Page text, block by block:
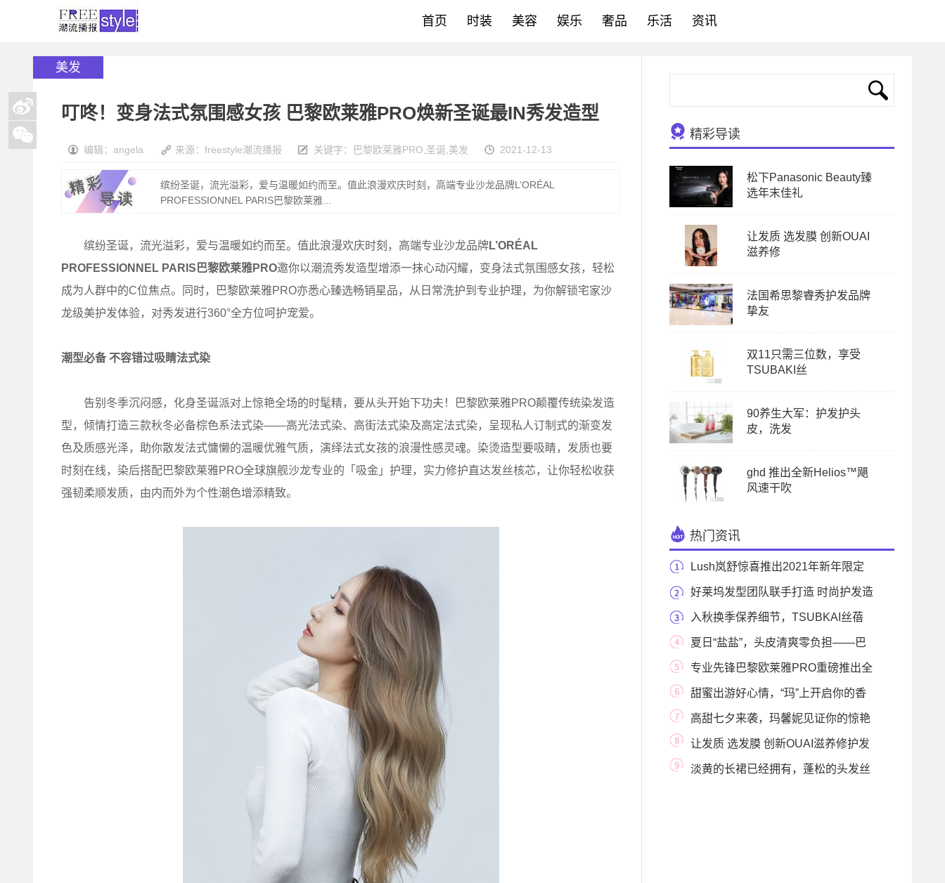
首页 时装 美容 娱乐 奢品 乐活 资讯
美发
叮咚！变身法式氛围感女孩 巴黎欧莱雅PRO焕新圣诞最IN秀发造型
编辑：angela 来源：freestyle潮流播报 关键字： 巴黎欧莱雅PRO 圣诞 美发 2021-12-13
缤纷圣诞，流光溢彩，爱与温暖如约而至。值此浪漫欢庆时刻，高端专业沙龙品牌L’ORÉAL
PROFESSIONNEL PARIS巴黎欧莱雅...
缤纷圣诞，流光溢彩，爱与温暖如约而至。值此浪漫欢庆时刻，高端专业沙龙品牌L’ORÉAL
PROFESSIONNEL PARIS巴黎欧莱雅PRO邀你以潮流秀发造型增添一抹心动闪耀，变身法式氛围感女孩，轻松
成为人群中的C位焦点。同时，巴黎欧莱雅PRO亦悉心臻选畅销星品，从日常洗护到专业护理，为你解锁宅家沙
龙级美护发体验，对秀发进行360°全方位呵护宠爱。
潮型必备 不容错过吸睛法式染
告别冬季沉闷感，化身圣诞派对上惊艳全场的时髦精，要从头开始下功夫！巴黎欧莱雅PRO颠覆传统染发造
型，倾情打造三款秋冬必备棕色系法式染——高光法式染、高街法式染及高定法式染，呈现私人订制式的渐变发
色及质感光泽，助你散发法式慵懒的温暖优雅气质，演绎法式女孩的浪漫性感灵魂。染烫造型要吸睛，发质也要
时刻在线，染后搭配巴黎欧莱雅PRO全球旗舰沙龙专业的「吸金」护理，实力修护直达发丝核芯，让你轻松收获
强韧柔顺发质，由内而外为个性潮色增添精致。
精彩导读
松下Panasonic Beauty臻
选年末佳礼
让发质 选发膜 创新OUAI
滋养修
法国希思黎睿秀护发品牌
挚友
双11只需三位数，享受
TSUBAKI丝
90养生大军：护发护头
皮，洗发
ghd 推出全新Helios™飓
风速干吹
热门资讯
Lush岚舒惊喜推出2021年新年限定
一“泡”而红
好莱坞发型团队联手打造 时尚护发造
型品牌R+C
入秋换季保养细节，TSUBKAI丝蓓
绮从头皮到发丝的
夏日“盐盐”，头皮清爽零负担——巴
黎卡诗海专业先锋巴黎欧莱雅PRO重磅推出全
新星品「吸金
甜蜜出游好心情，“玛”上开启你的香
氛治愈之高甜七夕来袭，玛馨妮见证你的惊艳
时刻！让发质 选发膜 创新OUAI滋养修护发
膜轻盈上市
淡黄的长裙已经拥有，蓬松的头发丝